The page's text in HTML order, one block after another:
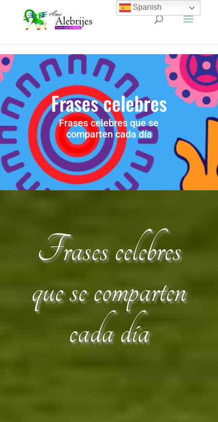
Frases celebres
Frases celebres que se
comparten cada día
Frases celebres
que se comparten
cada día
Spanish